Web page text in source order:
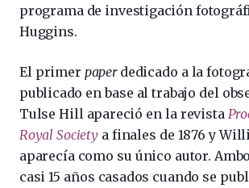
programa de investigación
Huggins.
El primer paperdedicado a la
publicado en base al trabajo del
Tulse Hill apareció en la revista
Royal Societya finales de 1876 y
aparecía como su único autor.
casi 15 años casados cuando se